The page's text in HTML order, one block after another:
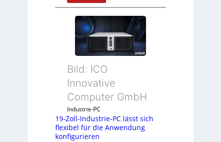
D
r
u
c
a
u
s
g
l
i
c
Bild: ICO
Innovative
Computer GmbH
Industrie-PC
19-Zoll-Industrie-PC lässt sich
flexibel für die Anwendung
konfigurieren